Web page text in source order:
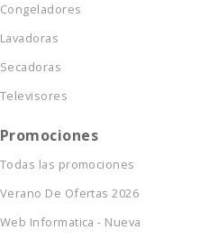
Congeladores
Lavadoras
Secadoras
Televisores
Promociones
Todas las promociones
Verano De Ofertas 2026
Web Informatica - Nueva